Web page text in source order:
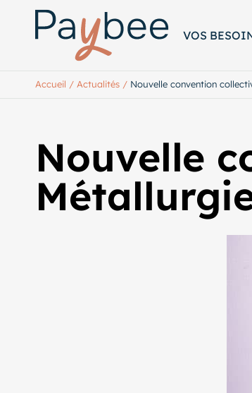
VOS
Accueil / Actualités / Nouvelle convention
Nouvelle